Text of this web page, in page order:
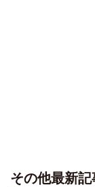
その他最新記